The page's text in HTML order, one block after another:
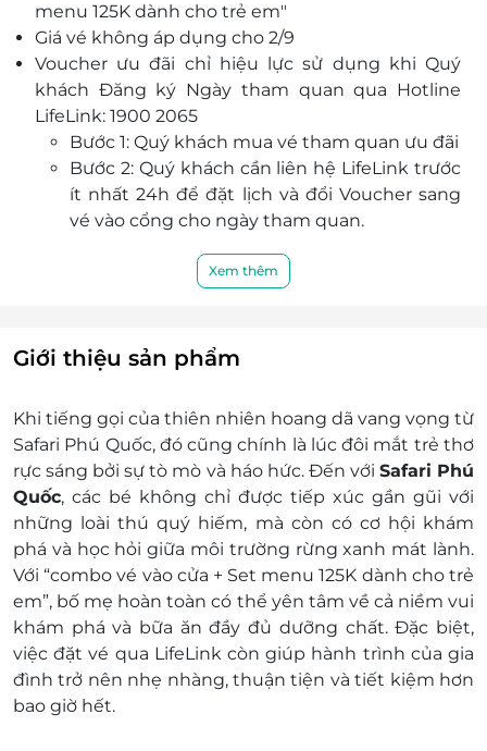
menu 125K dành cho trẻ em"
Giá vé không áp dụng cho 2/9
Voucher ưu đãi chỉ hiệu lực sử dụng khi Quý
khách Đăng ký Ngày tham quan qua Hotline
LifeLink: 1900 2065
Bước 1: Quý khách mua vé tham quan ưu đãi
Bước 2: Quý khách cần liên hệ LifeLink trước
ít nhất 24h để đặt lịch và đổi Voucher sang
vé vào cổng cho ngày tham quan.
Quý khách (Ngày khởi hành, Địa điểm, quy
Lưu ý: Vé đã có ngày khởi hành thì sẽ không
Hoàn/ Hủy vì bất kỳ lý do nào.
Khách hàng cao từ 140cm: Tính vé người lớn
Khách hàng cao từ 100cm đến dưới 140cm:
Tính vé trẻ em
Khách hàng từ 60 tuổi trở lên: Tính vé người
cao tuổi (và có mang theo giấy tờ tuỳ thân
có hình ảnh để chứng minh)
Đối với trẻ em dưới 1m: Miễn phí
Xem thêm
Giới thiệu sản phẩm
Khi tiếng gọi của thiên nhiên hoang dã vang vọng từ
Safari Phú Quốc, đó cũng chính là lúc đôi mắt trẻ thơ
rực sáng bởi sự tò mò và háo hức. Đến với Safari Phú
Quốc, các bé không chỉ được tiếp xúc gần gũi với
những loài thú quý hiếm, mà còn có cơ hội khám
phá và học hỏi giữa môi trường rừng xanh mát lành.
Với “combo vé vào cửa + Set menu 125K dành cho trẻ
em”, bố mẹ hoàn toàn có thể yên tâm về cả niềm vui
khám phá và bữa ăn đầy đủ dưỡng chất. Đặc biệt,
việcđặt vé qua LifeLinkcòn giúp hành trình của gia
đình trở nên nhẹ nhàng, thuận tiện và tiết kiệm hơn
bao giờ hết.